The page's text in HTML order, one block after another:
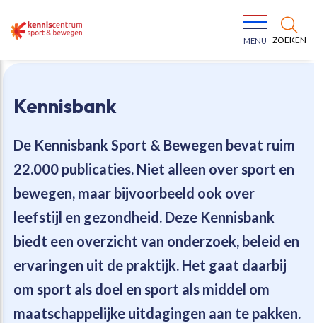
ZOEKEN
MENU
Kennisbank
De Kennisbank Sport & Bewegen bevat ruim
22.000 publicaties. Niet alleen over sport en
bewegen, maar bijvoorbeeld ook over
leefstijl en gezondheid. Deze Kennisbank
biedt een overzicht van onderzoek, beleid en
ervaringen uit de praktijk. Het gaat daarbij
om sport als doel en sport als middel om
maatschappelijke uitdagingen aan te pakken.
Bewegen voor een gezonde leefstijl
Jeugd in beweging
Vitaal ouder worden
Maatschappelijke waarde
Ons team
Onze missie
Onze werkwijze
Organisatie